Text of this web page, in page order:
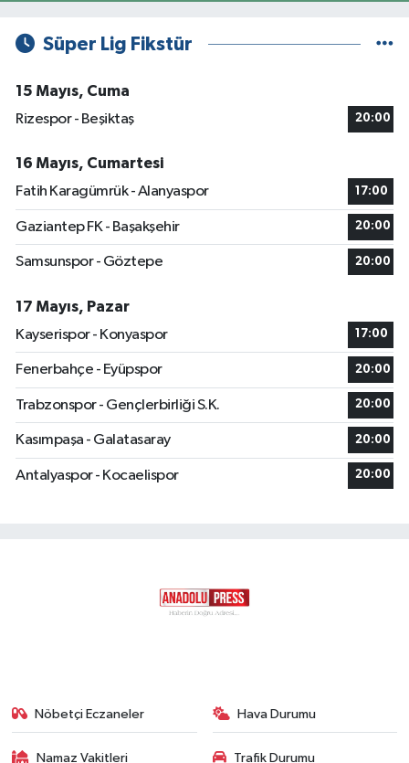
Süper Lig Fikstür
15 Mayıs, Cuma
Rizespor - Beşiktaş
20:00
16 Mayıs, Cumartesi
Fatih Karagümrük - Alanyaspor
17:00
Gaziantep FK - Başakşehir 20:00
Samsunspor - Göztepe 20:00
17 Mayıs, Pazar
Kayserispor - Konyaspor
17:00
Fenerbahçe - Eyüpspor 20:00
Trabzonspor - Gençlerbirliği S.K. 20:00
Kasımpaşa - Galatasaray 20:00
Antalyaspor - Kocaelispor 20:00
Nöbetçi Eczaneler Hava Durumu
Namaz Vakitleri Trafik Durumu